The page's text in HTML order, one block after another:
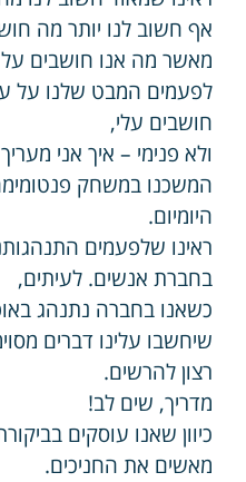
אף חשוב לנו יותר מה
מאשר מה אנו חושבים
לפעמים המבט שלנו על
חושבים עלי,
ולא פנימי – איך אני
המשכנו במשחק
היומיום.
ראינו שלפעמים
בחברת אנשים. לעיתים,
כשאנו בחברה נתנהג
שיחשבו עלינו דברים
רצון להרשים.
מדריך, שים לב!
כיוון שאנו עוסקים
מאשים את החניכים.